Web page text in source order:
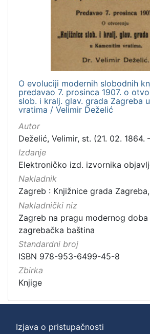
O evoluciji modernih slobodnih
predavao 7. prosinca 1907. o
slob. i kralj. glav. grada Zagreba
vratima / Velimir Deželić
Autor
Deželić, Velimir, st. (21. 02. 1864.
Izdanje
Elektroničko izd. izvornika
Nakladnik
Zagreb : Knjižnice grada
Nakladnički niz
Zagreb na pragu modernog doba
zagrebačka baština
Standardni broj
ISBN 978-953-6499-45-8
Zbirka
Knjige
Izjava o pristupačnosti